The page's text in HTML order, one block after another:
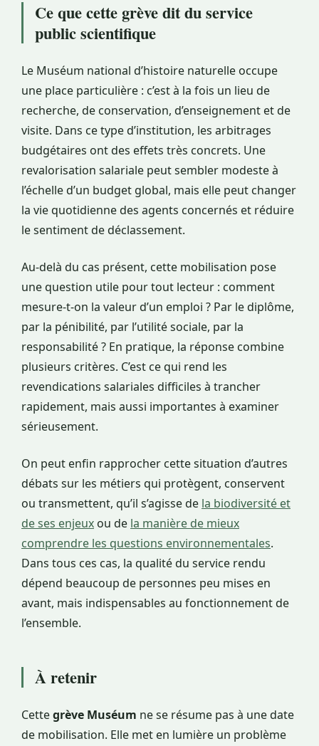
Ce que cette grève dit du service
public scientifique
Le Muséum national d’histoire naturelle occupe
une place particulière : c’est à la fois un lieu de
recherche, de conservation, d’enseignement et de
visite. Dans ce type d’institution, les arbitrages
budgétaires ont des effets très concrets. Une
revalorisation salariale peut sembler modeste à
l’échelle d’un budget global, mais elle peut changer
la vie quotidienne des agents concernés et réduire
le sentiment de déclassement.
Au-delà du cas présent, cette mobilisation pose
une question utile pour tout lecteur : comment
mesure-t-on la valeur d’un emploi ? Par le diplôme,
par la pénibilité, par l’utilité sociale, par la
responsabilité ? En pratique, la réponse combine
plusieurs critères. C’est ce qui rend les
revendications salariales difficiles à trancher
rapidement, mais aussi importantes à examiner
sérieusement.
On peut enfin rapprocher cette situation d’autres
débats sur les métiers qui protègent, conservent
ou transmettent, qu’il s’agisse de la biodiversité et
de ses enjeux ou de la manière de mieux
comprendre les questions environnementales.
Dans tous ces cas, la qualité du service rendu
dépend beaucoup de personnes peu mises en
avant, mais indispensables au fonctionnement de
l’ensemble.
À retenir
Cettegrève Muséum ne se résume pas à une date
de mobilisation. Elle met en lumière un problème